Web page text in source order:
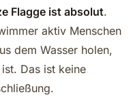
Flagge ist absolut.
aktiv Menschen
dem Wasser holen,
Das ist keine